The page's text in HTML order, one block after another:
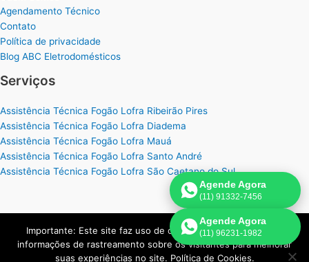
Agendamento Técnico
Contato
Política de privacidade
Blog ABC Eletrodomésticos
Serviços
Assistência Técnica Fogão Lofra Ribeirão Pires
Assistência Técnica Fogão Lofra Diadema
Assistência Técnica Fogão Lofra Mauá
Assistência Técnica Fogão Lofra Santo André
Assistência Técnica Fogão Lofra São Caetano do Sul
Copyright © 2026 Assistência Técnica Eletrodomésticos Multimarcas
no ABC Paulista | Criado por: Página de Venda
Agende Agora
(11) 91332-7456
Agende Agora
(11) 96231-1982
Importante: Este site faz uso de cookies que podem conter
informações de rastreamento sobre os visitantes para melhorar
suas experiências no site. Política de Cookies.